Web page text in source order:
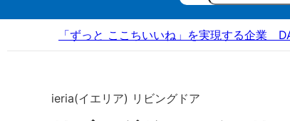
「ずっと ここちいいね」を実現する企業
ieria(イエリア) リビングドア